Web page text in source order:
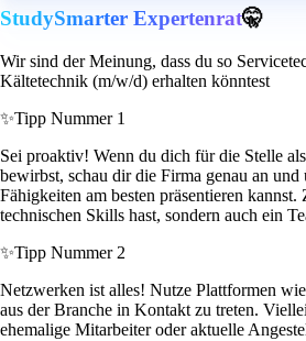
StudySmarter Expertenrat🤫
Wir sind der Meinung, dass du so
Kältetechnik (m/w/d) erhalten könntest
✨Tipp Nummer 1
Sei proaktiv! Wenn du dich für die Stelle
bewirbst, schau dir die Firma genau an
Fähigkeiten am besten präsentieren
technischen Skills hast, sondern auch ein
✨Tipp Nummer 2
Netzwerken ist alles! Nutze Plattformen
aus der Branche in Kontakt zu treten.
ehemalige Mitarbeiter oder aktuelle